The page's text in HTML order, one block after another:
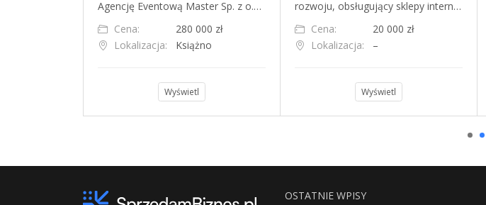
Agencję Eventową Master Sp. z o.…
Cena:
280 000 zł
Lokalizacja:
Książno
Wyświetl
rozwoju, obsługujący sklepy intern…
Cena:
20 000 zł
Lokalizacja:
–
Wyświetl
OSTATNIE WPISY